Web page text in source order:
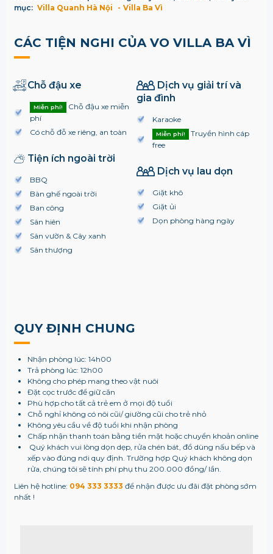
mục: Villa Quanh Hà Nội Villa Ba Vì
CÁC TIỆN NGHI CỦA VO VILLA BA VÌ
Chỗ đậu xe
Miễn phí!
Chỗ đậu xe miễn
phí
Có chỗ đỗ xe riêng, an toàn
Tiện ích ngoài trời
BBQ
Bàn ghế ngoài trời
Ban công
Sân hiên
Sân vườn & Cây xanh
Sân thượng
Dịch vụ giải trí và
gia đình
Karaoke
Miễn phí!
Truyền hình cáp
free
Dịch vụ lau dọn
Giặt khô
Giặt ủi
Dọn phòng hàng ngày
QUY ĐỊNH CHUNG
Nhận phòng lúc: 14h00
Trả phòng lúc: 12h00
Không cho phép mang theo vật nuôi
Đặt cọc trước để giữ căn
Phù hợp cho tất cả trẻ em ở mọi độ tuổi
Chỗ nghỉ không có nôi cũi/ giường cũi cho trẻ nhỏ
Không yêu cầu về độ tuổi khi nhận phòng
Chấp nhận thanh toán bằng tiền mặt hoặc chuyển khoản online
Quý khách vui lòng dọn dẹp, rửa chén bát, đồ dùng nấu bếp và
xếp vào đúng nơi quy định. Trường hợp Quý khách không dọn
rửa, chúng tôi sẽ tính phí phụ thu 200.000 đồng/ lần.
Liên hệ hotline: 094 333 3333 để nhận được ưu đãi đặt phòng sớm
nhất !